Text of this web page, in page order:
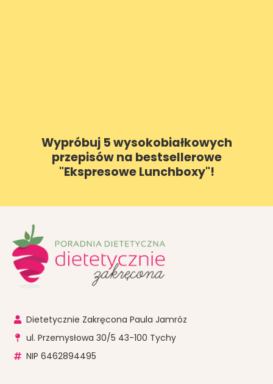
Wypróbuj 5 wysokobiałkowych
przepisów na bestsellerowe
"Ekspresowe Lunchboxy"!
Dietetycznie Zakręcona Paula Jamróz
ul. Przemysłowa 30/5 43-100 Tychy
NIP 6462894495